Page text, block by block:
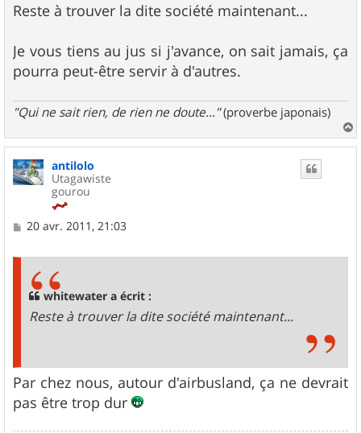
Reste à trouver la dite société maintenant...
Je vous tiens au jus si j'avance, on sait jamais, ça
pourra peut-être servir à d'autres.
"Qui ne sait rien, de rien ne doute..."(proverbe japonais)
a
antilolo
Utagawiste
gourou
M
20 avr. 2011, 21:03
whitewater a écrit :
Reste à trouver la dite société maintenant...
Par chez nous, autour d'airbusland, ça ne devrait
pas être trop dur